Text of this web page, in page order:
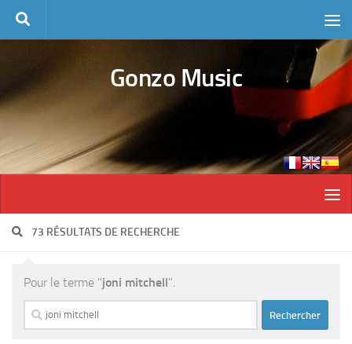
Skip to content
Gonzo Music
73 RÉSULTATS DE RECHERCHE
Pour le terme "joni mitchell".
Rechercher :